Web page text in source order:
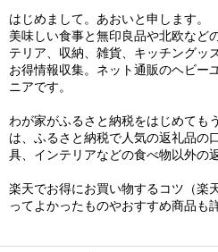
はじめまして。あおいと申します。
美味しい食事と無印良品や北欧など
テリア、収納、雑貨、キッチングッ
お得情報収集。ネット通販のヘビー
ニアです。
わが家がふるさと納税をはじめても
は、ふるさと納税で人気の返礼品の
具、インテリアなどの食べ物以外の
楽天でお得にお買い物するコツ（楽
ってよかったものやおすすめ商品も